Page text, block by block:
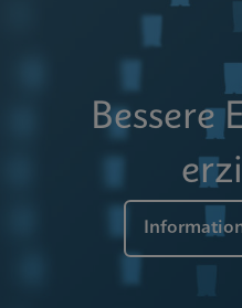
Bessere